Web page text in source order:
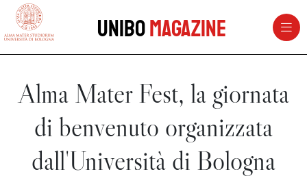
vai al contenuto della pagina
UniboMagazine
Alma Mater Fest, la giornata
di benvenuto organizzata
dall'Università di Bologna